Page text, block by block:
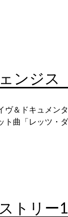
ンジス
＆ドキュメン
ト曲「レッツ・
トリー